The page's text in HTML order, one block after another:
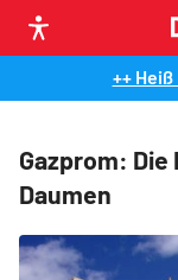
++
Gazprom:
Daumen